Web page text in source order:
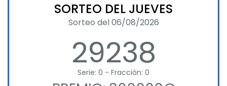
SORTEO DEL JUEVES
Sorteo del 06/08/2026
29238
Serie: 0 - Fracción: 0